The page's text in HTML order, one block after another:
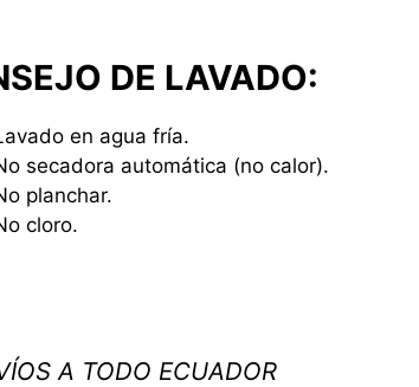
DE LAVADO:
en agua fría.
secadora automática (no calor).
planchar.
cloro.
A TODO ECUADOR